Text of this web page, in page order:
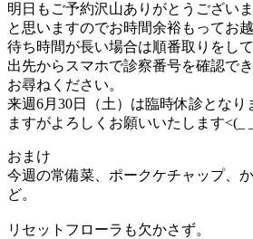
明日もご予約沢山ありがとうござい
と思いますのでお時間余裕もってお越
待ち時間が長い場合は順番取りをし
出先からスマホで診察番号を確認で
お尋ねください。
来週6月30日（土）は臨時休診となり
ますがよろしくお願いいたします<(_
おまけ
今週の常備菜、ポークケチャップ、
ど。
リセットフローラも欠かさず。